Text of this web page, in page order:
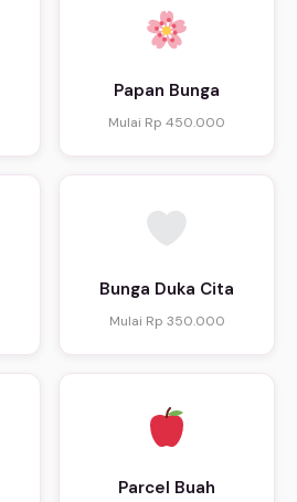
Papan Bunga
Mulai Rp 450.000
Bunga Duka Cita
Mulai Rp 350.000
Parcel Buah